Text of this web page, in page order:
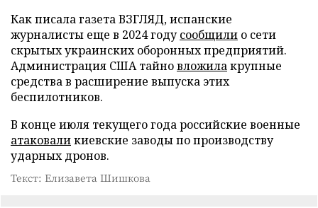
Как писала газета ВЗГЛЯД, испанские
журналисты еще в 2024 годусообщили о сети
скрытых украинских оборонных предприятий.
Администрация США тайновложилакрупные
средства в расширение выпуска этих
беспилотников.
В конце июля текущего года российские военные
атаковаликиевские заводы по производству
ударных дронов.
Текст: Елизавета Шишкова